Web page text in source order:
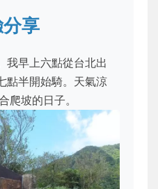
享
我早上六點從台北出
點半開始騎。天氣涼
爬坡的日子。